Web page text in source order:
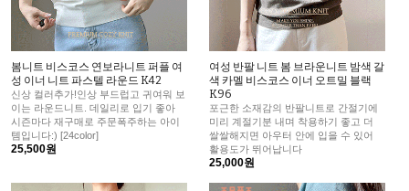
봄니트 비스코스 연보라니트 퍼플 여
성 이너 니트 파스텔 라운드 K42
신상 컬러추가!인상 부드럽고 귀여워 보
이는 라운드니트. 데일리로 입기 좋아
시즌마다 재구매로 주문폭주하는 아이
템입니다:) [24color]
25,500원
여성 반팔 니트 봄 브라운니트 밤색 갈
색 카멜 비스코스 이너 오트밀 블랙
K96
포근한 소재감의 반팔니트로 간절기에
미리 계절기분 내며 착용하기 좋고 더
쌀쌀해지면 아우터 안에 입을 수 있어
활용도가 뛰어납니다
25,000원